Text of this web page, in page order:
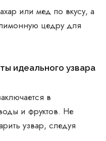
или мед по вкусу, а
цедру для
идеального узвара
в
и фруктов. Не
узвар, следуя